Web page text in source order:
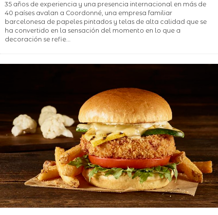
35 años de experiencia y una presencia internacional en más de
40 países avalan a Coordonné, una empresa familiar
barcelonesa de papeles pintados y telas de alta calidad que se
ha convertido en la sensación del momento en lo que a
decoración se refie...